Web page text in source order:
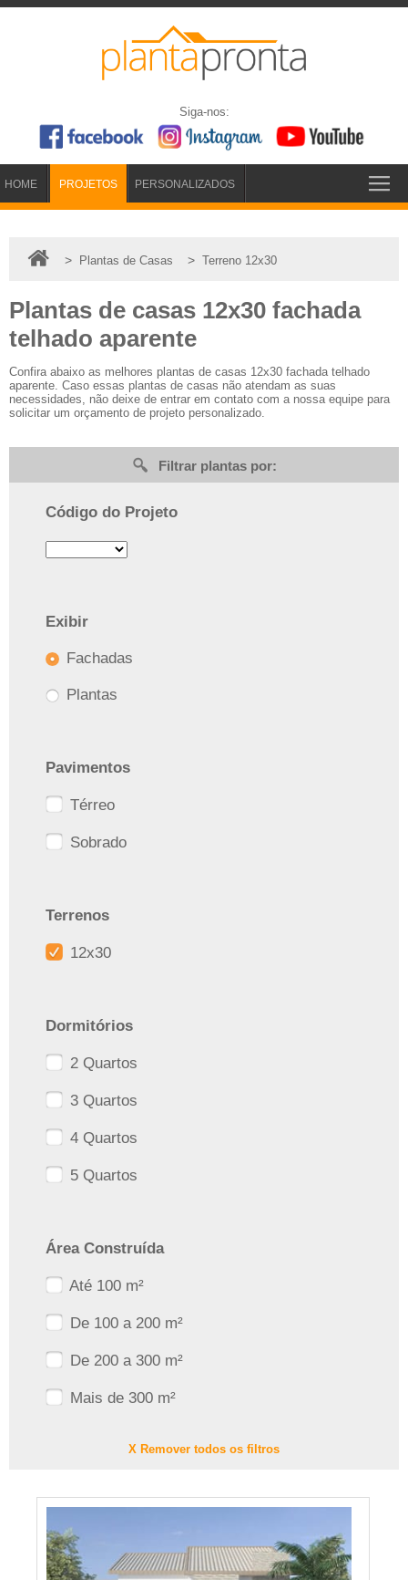
Siga-nos:
HOME PROJETOS PERSONALIZADOS
> Plantas de Casas > Terreno 12x30
Plantas de casas 12x30 fachada
telhado aparente
Confira abaixo as melhores plantas de casas 12x30 fachada telhado
aparente. Caso essas plantas de casas não atendam as suas
necessidades, não deixe de entrar em contato com a nossa equipe para
solicitar um orçamento de projeto personalizado.
Filtrar plantas por:
Código do Projeto
Exibir
Fachadas
Plantas
Pavimentos
Térreo
Sobrado
Terrenos
12x30
Dormitórios
2 Quartos
3 Quartos
4 Quartos
5 Quartos
Área Construída
Até 100 m²
De 100 a 200 m²
De 200 a 300 m²
Mais de 300 m²
X Remover todos os filtros